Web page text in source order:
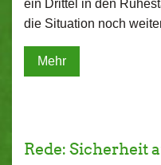
ein Drittel in den
die Situation noch
Mehr
Rede: Sicherheit